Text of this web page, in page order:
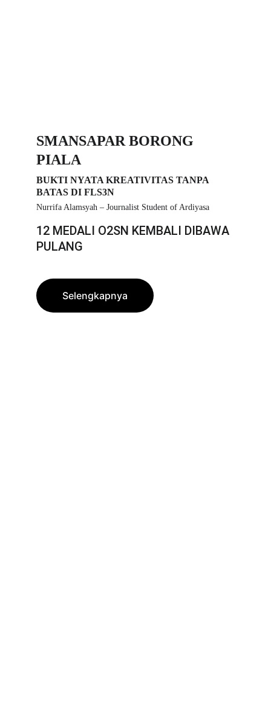
SMANSAPAR BORONG
PIALA
BUKTI NYATA KREATIVITAS TANPA
BATAS DI FLS3N
Nurrifa Alamsyah – Journalist Student of Ardiyasa
Selengkapnya
12 MEDALI O2SN KEMBALI DIBAWA
PULANG